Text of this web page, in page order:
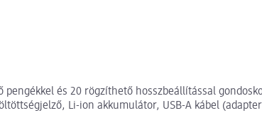
pengékkel és 20 rögzíthető hosszbeállítással
Li-ion akkumulátor, USB-A kábel